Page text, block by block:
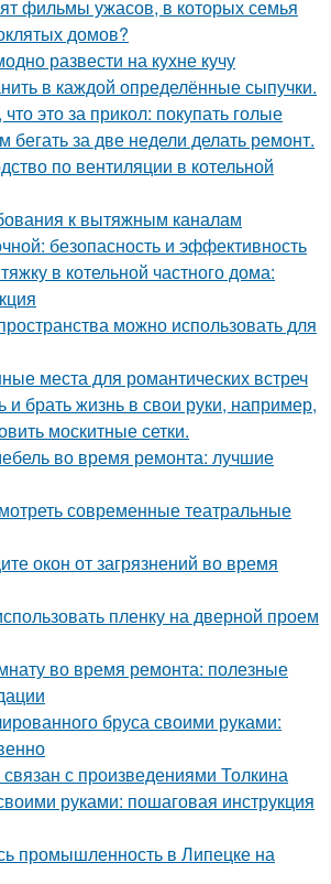
фильмы ужасов, в которых семья
домов?
развести на кухне кучу
в каждой определённые сыпучки.
это за прикол: покупать голые
бегать за две недели делать ремонт.
по вентиляции в котельной
к вытяжным каналам
безопасность и эффективность
в котельной частного дома:
можно использовать для
места для романтических встреч
и брать жизнь в свои руки, например,
москитные сетки.
во время ремонта: лучшие
современные театральные
окон от загрязнений во время
пленку на дверной проем
во время ремонта: полезные
бруса своими руками:
с произведениями Толкина
руками: пошаговая инструкция
промышленность в Липецке на